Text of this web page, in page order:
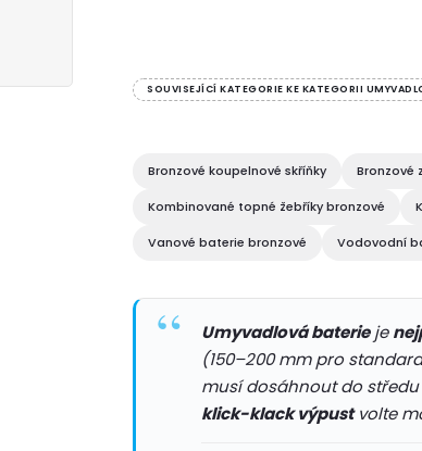
v
á
d
a
c
SOUVISEJÍCÍ KATEGORIE KE KATEGORII
Bronzové koupelnové skříňky Bronzové
Kombinované topné žebříky bronzové
Vanové baterie bronzové Vodovodní
Umyvadlová baterieje
(150–200 mm pro
musí dosáhnout do
klick-klack výpustvolte